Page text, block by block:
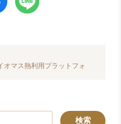
オマス熱利用プラットフォ